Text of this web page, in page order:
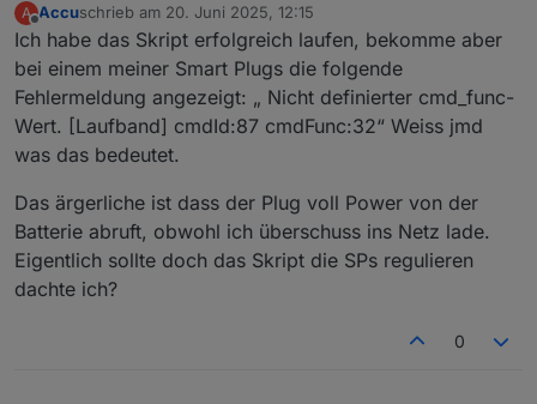
nicht.
A
Offline
Accuschrieb am 20. Juni 2025, 12:15
zuletzt editiert von
Ich habe das Skript erfolgreich laufen, bekomme aber
bei einem meiner Smart Plugs die folgende
Fehlermeldung angezeigt: „ Nicht definierter cmd_func-
Wert. [Laufband] cmdId:87 cmdFunc:32“ Weiss jmd
was das bedeutet.
Das ärgerliche ist dass der Plug voll Power von der
Batterie abruft, obwohl ich überschuss ins Netz lade.
Eigentlich sollte doch das Skript die SPs regulieren
dachte ich?
0